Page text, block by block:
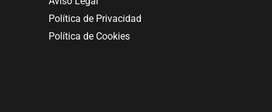
Política de Privacidad
Política de Cookies